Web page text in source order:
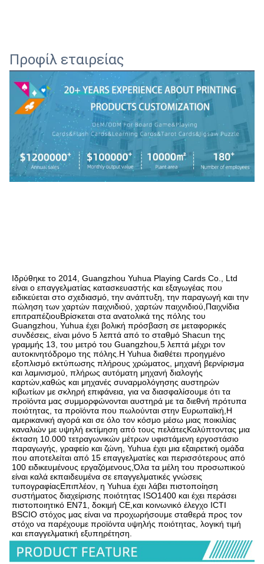
Προφίλ εταιρείας
Ιδρύθηκε το 2014, Guangzhou Yuhua Playing Cards Co., Ltd
είναι ο επαγγελματίας κατασκευαστής και εξαγωγέας που
ειδικεύεται στο σχεδιασμό, την ανάπτυξη, την παραγωγή και την
πώληση των χαρτών παιχνιδιού, χαρτών παιχνιδιού,Παιχνίδια
επιτραπέζιουΒρίσκεται στα ανατολικά της πόλης του
Guangzhou, Yuhua έχει βολική πρόσβαση σε μεταφορικές
συνδέσεις, είναι μόνο 5 λεπτά από το σταθμό Shacun της
γραμμής 13, του μετρό του Guangzhou,5 λεπτά μέχρι τον
αυτοκινητόδρομο της πόλης.Η Yuhua διαθέτει προηγμένο
εξοπλισμό εκτύπωσης πλήρους χρώματος, μηχανή βερνίρισμα
και λαμινισμού, πλήρως αυτόματη μηχανή διαλογής
καρτών,καθώς και μηχανές συναρμολόγησης αυστηρών
κιβωτίων με σκληρή επιφάνεια, για να διασφαλίσουμε ότι τα
προϊόντα μας συμμορφώνονται αυστηρά με τα διεθνή πρότυπα
ποιότητας, τα προϊόντα που πωλούνται στην Ευρωπαϊκή,Η
αμερικανική αγορά και σε όλο τον κόσμο μέσω μιας ποικιλίας
καναλιών με υψηλή εκτίμηση από τους πελάτεςΚαλύπτοντας μια
έκταση 10.000 τετραγωνικών μέτρων υφιστάμενη εργοστάσιο
παραγωγής, γραφείο και ζώνη, Yuhua έχει μια εξαιρετική ομάδα
που αποτελείται από 15 επαγγελματίες και περισσότερους από
100 ειδικευμένους εργαζόμενους,Όλα τα μέλη του προσωπικού
είναι καλά εκπαιδευμένα σε επαγγελματικές γνώσεις
τυπογραφίαςΕπιπλέον, η Yuhua έχει λάβει πιστοποίηση
συστήματος διαχείρισης ποιότητας ISO1400 και έχει περάσει
πιστοποιητικό EN71, δοκιμή CE,και κοινωνικό έλεγχο ICTI
BSCIΟ στόχος μας είναι να προχωρήσουμε σταθερά προς τον
στόχο να παρέχουμε προϊόντα υψηλής ποιότητας, λογική τιμή
και επαγγελματική εξυπηρέτηση.